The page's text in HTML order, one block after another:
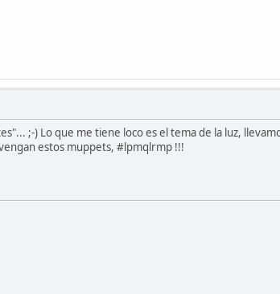
;-) Lo que me tiene loco es el tema de la luz,
estos muppets, #lpmqlrmp !!!